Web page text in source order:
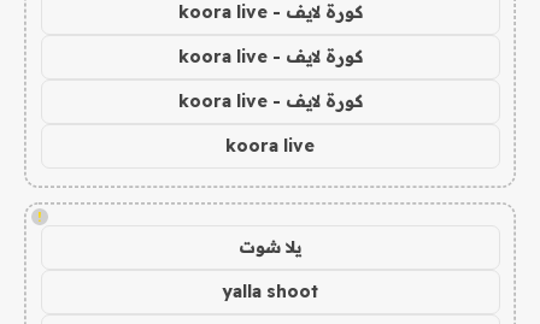
كورة لايف - koora live
كورة لايف - koora live
كورة لايف - koora live
koora live
!
يلا شوت
yalla shoot